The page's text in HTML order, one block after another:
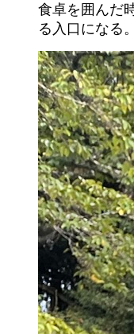
食卓を囲んだ
る入口になる。